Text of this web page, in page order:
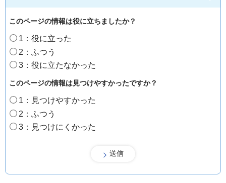
このページの情報は役に立ちましたか？
1：役に立った
2：ふつう
3：役に立たなかった
このページの情報は見つけやすかったですか？
1：見つけやすかった
2：ふつう
3：見つけにくかった